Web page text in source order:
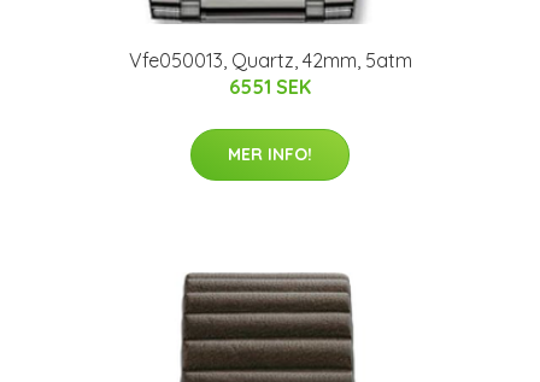
Vfe050013, Quartz, 42mm, 5atm
6551 SEK
MER INFO!